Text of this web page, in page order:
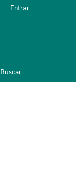
Buscar
Entrar